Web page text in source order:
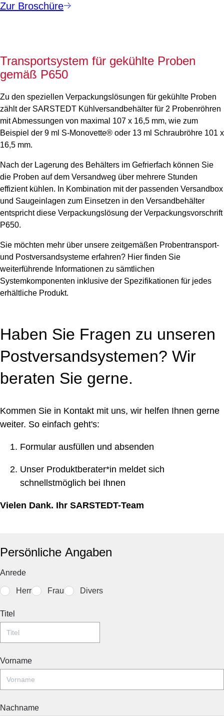
Zur Broschüre
Transportsystem für gekühlte Proben
gemäß P650
Zu den speziellen Verpackungslösungen für gekühlte Proben
zählt der SARSTEDT Kühlversandbehälter für 2 Probenröhren
mit Abmessungen von maximal 107 x 16,5 mm, wie zum
Beispiel der 9 ml S-Monovette® oder 13 ml Schraubröhre 101 x
16,5 mm.
Nach der Lagerung des Behälters im Gefrierfach können Sie
die Proben auf dem Versandweg über mehrere Stunden
effizient kühlen. In Kombination mit der passenden Versandbox
und Saugeinlagen zum Einsetzen in den Versandbehälter
entspricht diese Verpackungslösung der Verpackungsvorschrift
P650.
Sie möchten mehr über unsere zeitgemäßen Probentransport-
und Postversandsysteme erfahren? Hier finden Sie
weiterführende Informationen zu sämtlichen
Systemkomponenten inklusive der Spezifikationen für jedes
erhältliche Produkt.
Haben Sie Fragen zu unseren
Postversandsystemen? Wir
beraten Sie gerne.
Kommen Sie in Kontakt mit uns, wir helfen Ihnen gerne
weiter. So einfach geht's:
Formular ausfüllen und absenden
Unser Produktberater*in meldet sich
schnellstmöglich bei Ihnen
Vielen Dank. Ihr SARSTEDT-Team
Persönliche Angaben
Anrede
Herr Frau Divers
Titel
Vorname
Nachname